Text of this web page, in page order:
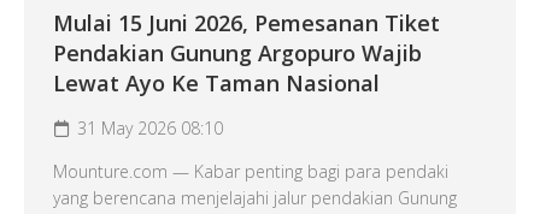
Mulai 15 Juni 2026, Pemesanan Tiket
Pendakian Gunung Argopuro Wajib
Lewat Ayo Ke Taman Nasional
31 May 2026 08:10
Mounture.com — Kabar penting bagi para pendaki
yang berencana menjelajahi jalur pendakian Gunung